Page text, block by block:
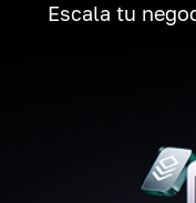
Escala tu